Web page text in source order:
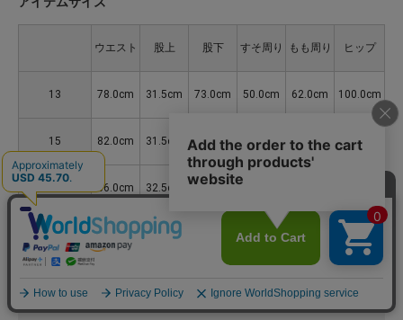
ウエスト 股上 股下 すそ周り もも周り ヒップ
13 78.0cm 31.5cm 73.0cm 50.0cm 62.0cm 100.0cm
15 82.0cm 31.5cm 73.0cm 51.0cm 65.0cm 106.0cm
86.0cm 32.5cm 73.0cm
アイテム詳細